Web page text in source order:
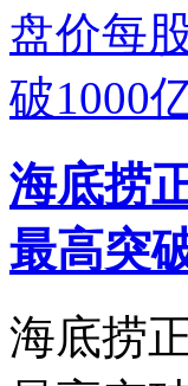
海底捞
最高突
海底捞